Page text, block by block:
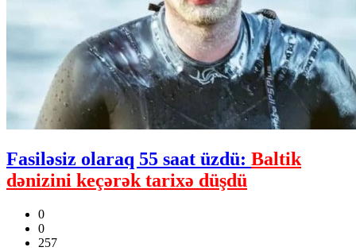
Fasiləsiz olaraq 55 saat üzdü: Baltik
dənizini keçərək tarixə düşdü
0
0
257